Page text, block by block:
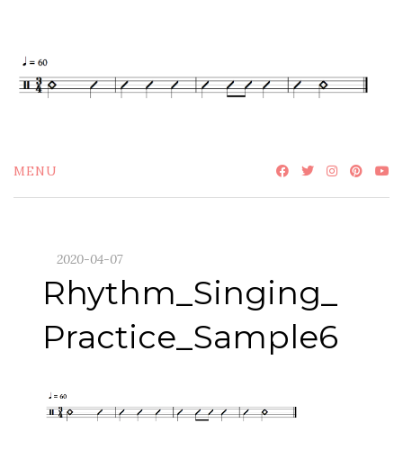
content
MENU
2020-04-07
Rhythm_Singing_
Practice_Sample6